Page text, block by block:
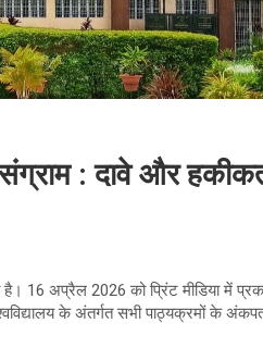
संग्राम : दावे और
है। 16 अप्रैल 2026 को प्रिंट मीडिया में
के अंतर्गत सभी पाठ्यक्रमों के